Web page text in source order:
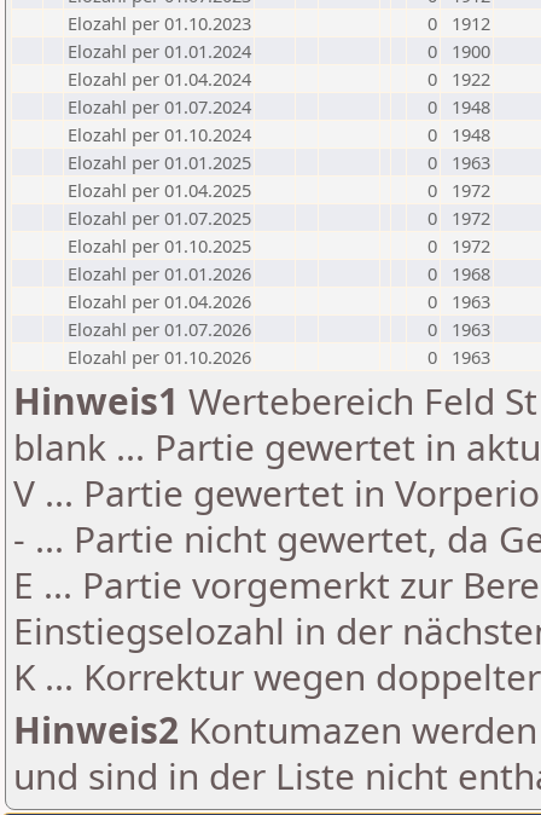
Elozahl per 01.10.2023
0
1912
Elozahl per 01.01.2024
0
1900
Elozahl per 01.04.2024
0
1922
Elozahl per 01.07.2024
0
1948
Elozahl per 01.10.2024
0
1948
Elozahl per 01.01.2025
0
1963
Elozahl per 01.04.2025
0
1972
Elozahl per 01.07.2025
0
1972
Elozahl per 01.10.2025
0
1972
Elozahl per 01.01.2026
0
1968
Elozahl per 01.04.2026
0
1963
Elozahl per 01.07.2026
0
1963
Elozahl per 01.10.2026
0 1963
Hinweis1 Wertebereich Feld
blank ... Partie gewertet in
V ... Partie gewertet in
- ... Partie nicht gewertet, da
E ... Partie vorgemerkt zur
Einstiegselozahl in der
K ... Korrektur wegen
Hinweis2 Kontumazen
und sind in der Liste nicht